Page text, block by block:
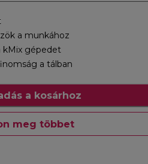
a munkához
kMix gépedet
a tálban
a kosárhoz
meg többet